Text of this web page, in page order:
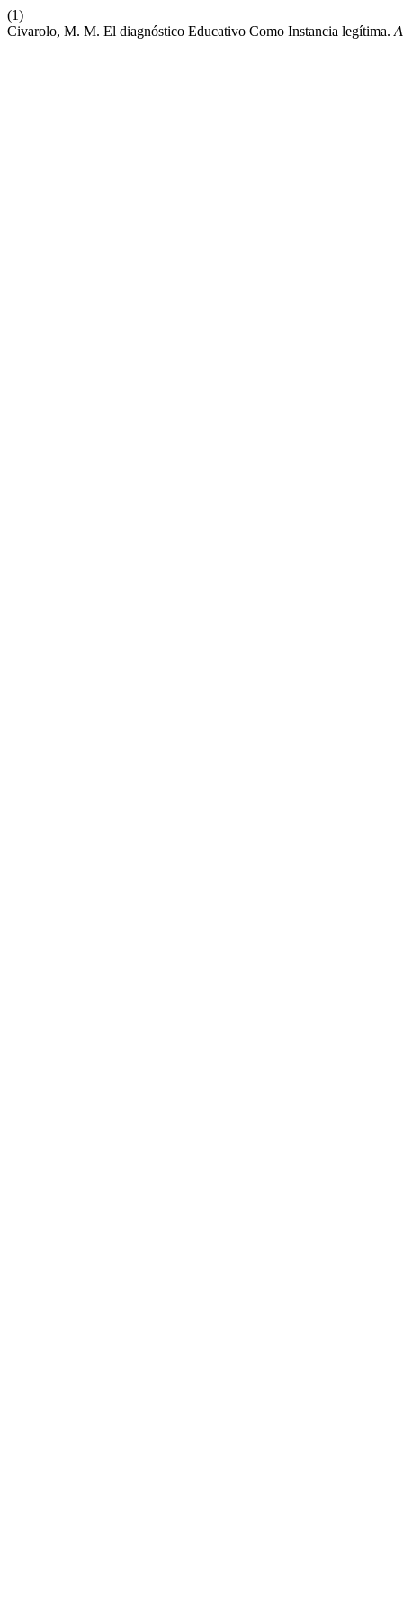
(1)
Civarolo, M. M. El diagnóstico Educativo Como Instancia legítima.